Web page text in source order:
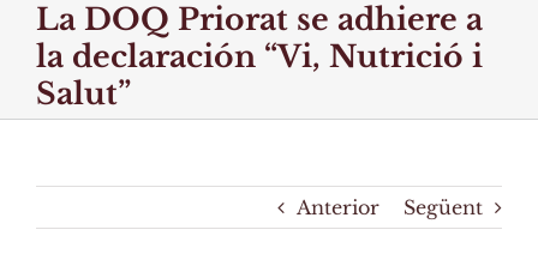
La DOQ Priorat se adhiere a
la declaración “Vi, Nutrició i
Salut”
Anterior Següent